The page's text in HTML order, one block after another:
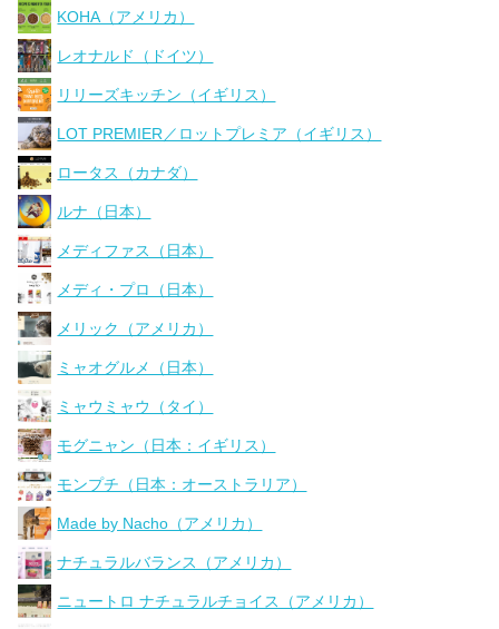
KOHA（アメリカ）
レオナルド（ドイツ）
リリーズキッチン（イギリス）
LOT PREMIER／ロットプレミア（イギリス）
ロータス（カナダ）
ルナ（日本）
メディファス（日本）
メディ・プロ（日本）
メリック（アメリカ）
ミャオグルメ（日本）
ミャウミャウ（タイ）
モグニャン（日本：イギリス）
モンプチ（日本：オーストラリア）
Made by Nacho（アメリカ）
ナチュラルバランス（アメリカ）
ニュートロ ナチュラルチョイス（アメリカ）